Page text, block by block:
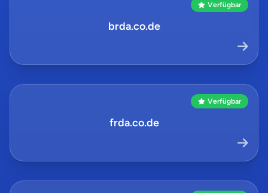
Verfügbar
brda.co.de
Verfügbar
frda.co.de